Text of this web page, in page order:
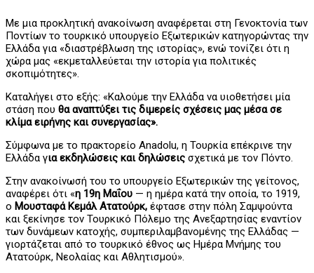
Με μια προκλητική ανακοίνωση αναφέρεται στη Γενοκτονία των
Ποντίων το τουρκικό υπουργείο Εξωτερικών κατηγορώντας την
Ελλάδα για «διαστρέβλωση της ιστορίας», ενώ τονίζει ότι η
χώρα μας «εκμεταλλεύεται την ιστορία για πολιτικές
σκοπιμότητες».
Καταλήγει στο εξής: «Καλούμε την Ελλάδα να υιοθετήσει μία
στάση που θα αναπτύξει τις διμερείς σχέσεις μας μέσα σε
κλίμα ειρήνης και συνεργασίας».
Σύμφωνα με το πρακτορείο Anadolu, η Τουρκία επέκρινε την
Ελλάδα για εκδηλώσεις και δηλώσεις σχετικά με τον Πόντο.
Στην ανακοίνωσή του το υπουργείο Εξωτερικών της γείτονος,
αναφέρει ότι «η 19η Μαΐου — η ημέρα κατά την οποία, το 1919,
ο Μουσταφά Κεμάλ Ατατούρκ, έφτασε στην πόλη Σαμψούντα
και ξεκίνησε τον Τουρκικό Πόλεμο της Ανεξαρτησίας εναντίον
των δυνάμεων κατοχής, συμπεριλαμβανομένης της Ελλάδας —
γιορτάζεται από το τουρκικό έθνος ως Ημέρα Μνήμης του
Ατατούρκ, Νεολαίας και Αθλητισμού».